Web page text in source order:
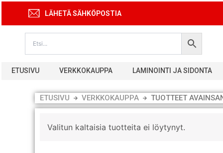
sisältöön
LÄHETÄ SÄHKÖPOSTIA
ETUSIVU VERKKOKAUPPA LAMINOINTI JA SIDONTA
ETUSIVU VERKKOKAUPPA TUOTTEET
Valitun kaltaisia tuotteita ei löytynyt.